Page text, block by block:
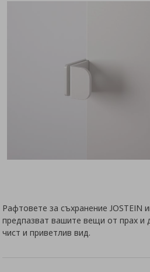
Рафтовете за съхранение JOSTEIN
предпазват вашите вещи от прах и
чист и приветлив вид.